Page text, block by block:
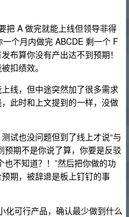
把 A 做完就能上线但领导非得
个月内做完 ABCDE 剩一个 F
布算你没有产出达不到预期！
扣绩效。
线，但中途突然加了很多需求
此时和上文提到的一样，没做
试也没问题但到了线上才说“与
预期不是你说了算，你要是反驳
也不知道？！”然后把你做的功
期，被辞退是板上钉钉的事
化可行产品，确认最少做到什么